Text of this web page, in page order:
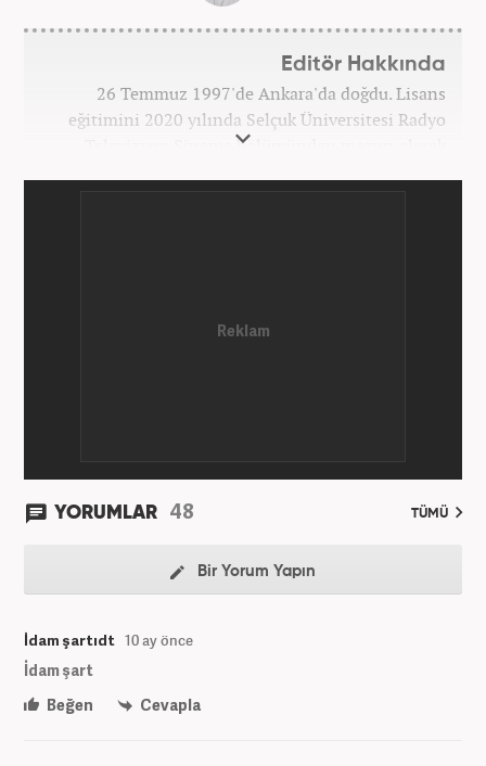
Editör Hakkında
26 Temmuz 1997'de Ankara'da doğdu. Lisans
eğitimini 2020 yılında Selçuk Üniversitesi Radyo
Televizyon Sinema bölümünden mezun olarak
YORUMLAR 48 TÜMÜ
Bir Yorum Yapın
İdam şartıdt 10 ay önce
İdam şart
Beğen
Cevapla